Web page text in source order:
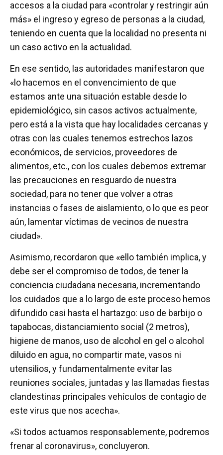
o
k
p
p
tir
accesos a la ciudad para «controlar y restringir aún
más» el ingreso y egreso de personas a la ciudad,
teniendo en cuenta que la localidad no presenta ni
un caso activo en la actualidad.
En ese sentido, las autoridades manifestaron que
«lo hacemos en el convencimiento de que
estamos ante una situación estable desde lo
epidemiológico, sin casos activos actualmente,
pero está a la vista que hay localidades cercanas y
otras con las cuales tenemos estrechos lazos
económicos, de servicios, proveedores de
alimentos, etc., con los cuales debemos extremar
las precauciones en resguardo de nuestra
sociedad, para no tener que volver a otras
instancias o fases de aislamiento, o lo que es peor
aún, lamentar víctimas de vecinos de nuestra
ciudad».
Asimismo, recordaron que «ello también implica, y
debe ser el compromiso de todos, de tener la
conciencia ciudadana necesaria, incrementando
los cuidados que a lo largo de este proceso hemos
difundido casi hasta el hartazgo: uso de barbijo o
tapabocas, distanciamiento social (2 metros),
higiene de manos, uso de alcohol en gel o alcohol
diluido en agua, no compartir mate, vasos ni
utensilios, y fundamentalmente evitar las
reuniones sociales, juntadas y las llamadas fiestas
clandestinas principales vehículos de contagio de
este virus que nos acecha».
«Si todos actuamos responsablemente, podremos
frenar al coronavirus», concluyeron.